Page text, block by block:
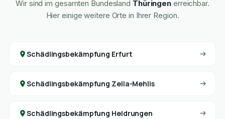
Wir sind im gesamten Bundesland Thüringen erreichbar.
Hier einige weitere Orte in Ihrer Region.
Schädlingsbekämpfung Erfurt
Schädlingsbekämpfung Zella-Mehlis
Schädlingsbekämpfung Heldrungen